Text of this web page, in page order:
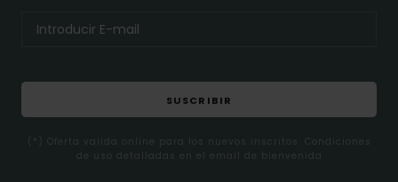
SUSCRIBIR
(*) Oferta valida online para los nuevos inscritos. Condiciones
de uso detalladas en el email de bienvenida